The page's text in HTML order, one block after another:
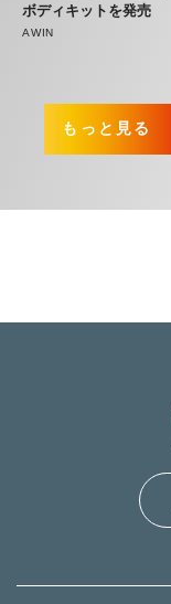
ボディキットを発売
AWIN
もっと見る